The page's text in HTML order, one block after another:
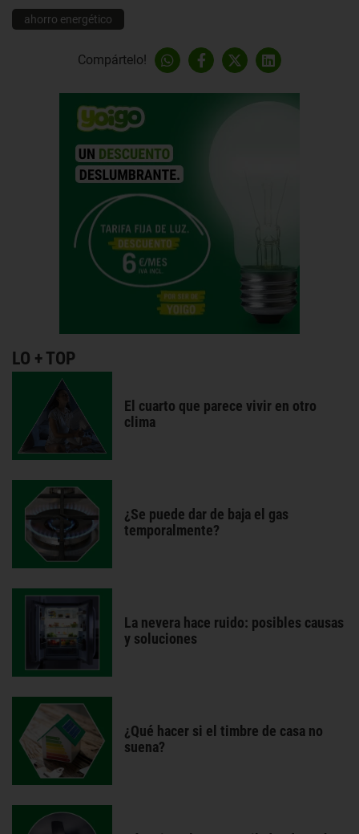
ahorro energético
Compártelo!
LO + TOP
El cuarto que parece vivir en otro
clima
¿Se puede dar de baja el gas
temporalmente?
La nevera hace ruido: posibles causas
y soluciones
¿Qué hacer si el timbre de casa no
suena?